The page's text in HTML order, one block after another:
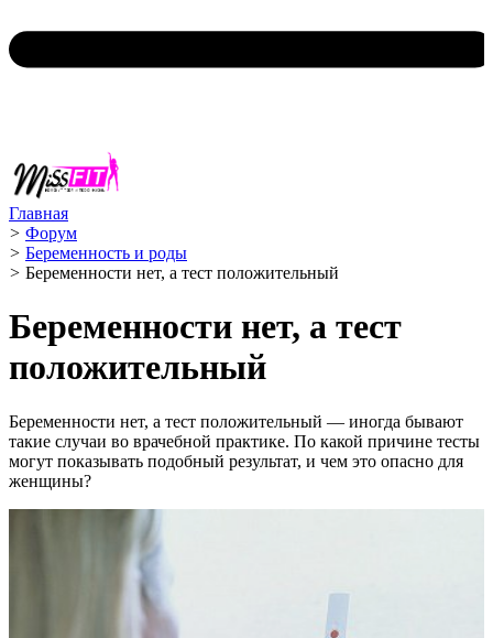
Главная
> Форум
> Беременность и роды
> Беременности нет, а тест положительный
Беременности нет, а тест
положительный
Беременности нет, а тест положительный — иногда бывают
такие случаи во врачебной практике. По какой причине тесты
могут показывать подобный результат, и чем это опасно для
женщины?